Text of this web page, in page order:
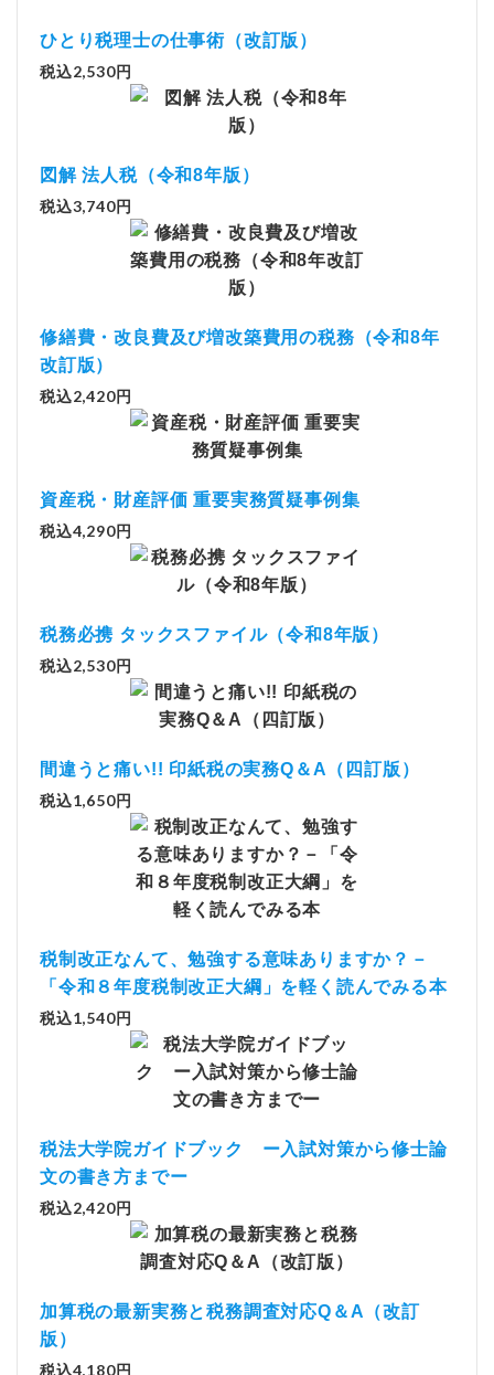
ひとり税理士の仕事術（改訂版）
税込2,530円
図解 法人税（令和8年版）
税込3,740円
修繕費・改良費及び増改築費用の税務（令和8年
改訂版）
税込2,420円
資産税・財産評価 重要実務質疑事例集
税込4,290円
税務必携 タックスファイル（令和8年版）
税込2,530円
間違うと痛い!! 印紙税の実務Q＆A（四訂版）
税込1,650円
税制改正なんて、勉強する意味ありますか？－
「令和８年度税制改正大綱」を軽く読んでみる本
税込1,540円
税法大学院ガイドブック ー入試対策から修士論
文の書き方までー
税込2,420円
加算税の最新実務と税務調査対応Q＆A（改訂
版）
税込4,180円